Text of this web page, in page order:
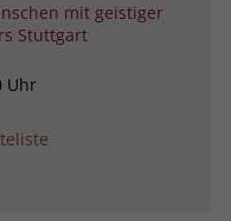
mit geistiger
Stuttgart
Uhr